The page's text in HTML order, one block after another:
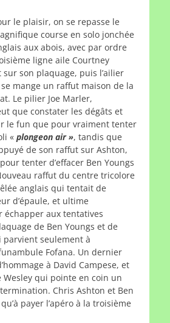
le plaisir, on se repasse le
course en solo jonchée
aux abois, avec par ordre
ligne aile Courtney
sur son plaquage, puis l’ailier
mange un raffut maison de la
Le pilier Joe Marler,
que constater les dégâts et
le fun que pour vraiment tenter
« plongeon air », tandis que
de son raffut sur Ashton,
tenter d’effacer Ben Youngs
raffut du centre tricolore
anglais qui tentait de
d’épaule, et ultime
échapper aux tentatives
de Ben Youngs et de
parvient seulement à
Fofana. Un dernier
à David Campese, et
Wesley qui pointe en coin un
Chris Ashton et Ben
payer l’apéro à la troisième